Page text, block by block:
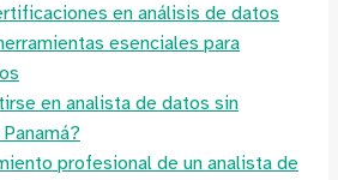
en análisis de datos
esenciales para
en analista de datos sin
profesional de un analista de